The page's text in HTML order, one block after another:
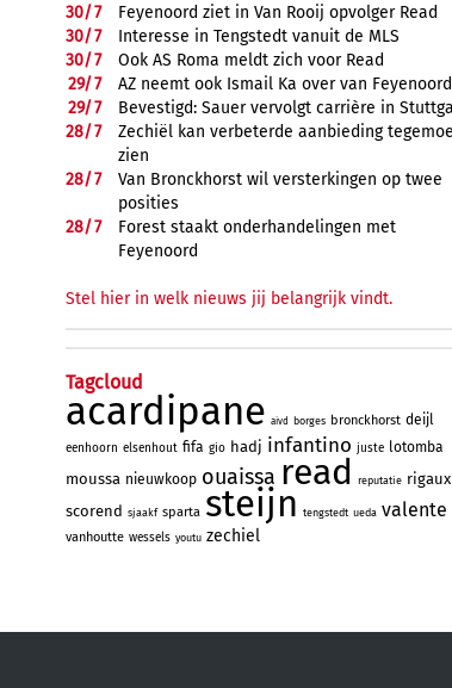
30/7
Feyenoord ziet in Van Rooij opvolger Read
30/7
Interesse in Tengstedt vanuit de MLS
30/7
Ook AS Roma meldt zich voor Read
29/7
AZ neemt ook Ismail Ka over van Feyenoord
29/7
Bevestigd: Sauer vervolgt carrière in
28/7
Zechiël kan verbeterde aanbieding
zien
28/7
Van Bronckhorst wil versterkingen op twee
posities
28/7
Forest staakt onderhandelingen met
Feyenoord
Stel hier in welk nieuws jij belangrijk vindt.
Tagcloud
acardipane aivd borges bronckhorst deijl
eenhoorn elsenhout fifa gio hadj infantino juste lotomba
moussa nieuwkoop ouaissa read reputatie rigaux
scorend sjaakf sparta steijn tengstedt ueda valente
vanhoutte wessels youtu zechiel